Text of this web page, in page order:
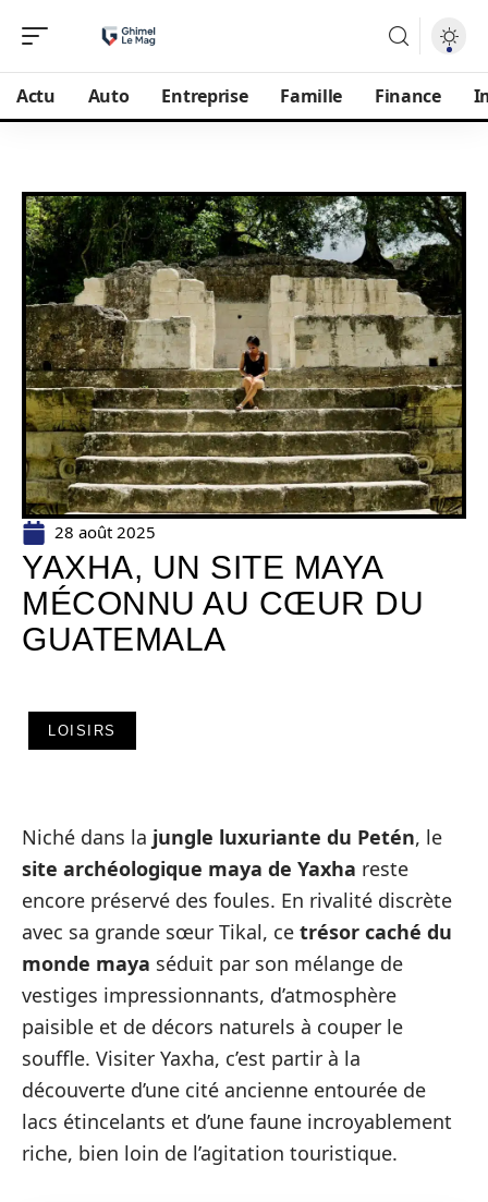
Actu Auto Entreprise Famille Finance
28 août 2025
YAXHA, UN SITE MAYA
MÉCONNU AU CŒUR DU
GUATEMALA
LOISIRS
Niché dans la jungle luxuriante du Petén, le
site archéologique maya de Yaxha reste
encore préservé des foules. En rivalité discrète
avec sa grande sœur Tikal, ce trésor caché du
monde maya séduit par son mélange de
vestiges impressionnants, d’atmosphère
paisible et de décors naturels à couper le
souffle. Visiter Yaxha, c’est partir à la
découverte d’une cité ancienne entourée de
lacs étincelants et d’une faune incroyablement
riche, bien loin de l’agitation touristique.